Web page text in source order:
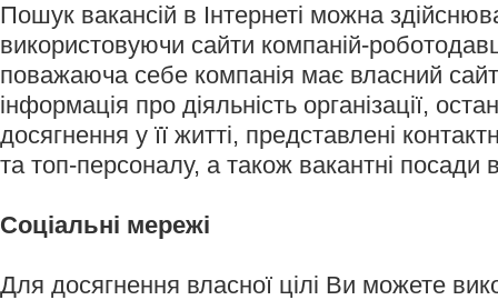
Пошук вакансій в Інтернеті можна
використовуючи сайти компаній-
поважаюча себе компанія має власний
інформація про діяльність організації,
досягнення у її житті, представлені
та топ-персоналу, а також вакантні посади
Соціальні мережі
Для досягнення власної цілі Ви можете